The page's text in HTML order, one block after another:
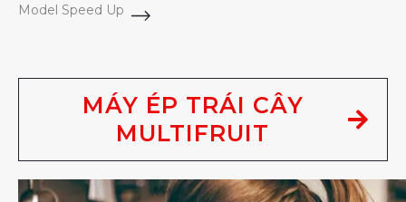
Model Speed Up
MÁY ÉP TRÁI CÂY
MULTIFRUIT